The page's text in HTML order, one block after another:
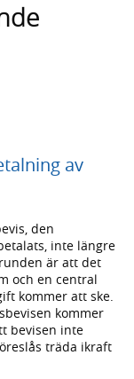
av
den
inte längre
är att det
och en central
kommer att ske.
kommer
bevisen inte
träda ikraft